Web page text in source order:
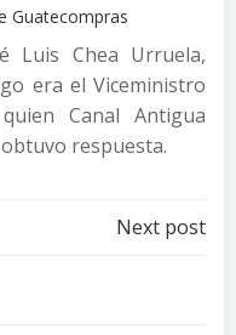
Guatecompras
Luis Chea Urruela,
era el Viceministro
Canal Antigua
respuesta.
Next post